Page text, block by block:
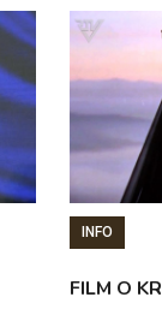
INFO
FILM O